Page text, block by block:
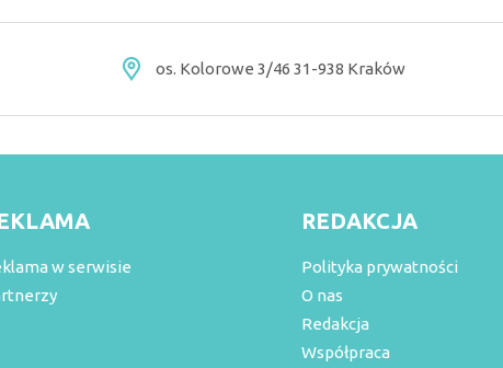
os. Kolorowe 3/46 31-938 Kraków
w serwisie
REDAKCJA
Polityka prywatności
O nas
Redakcja
Współpraca